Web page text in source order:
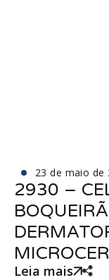
23 de maio de
2930 –
Leia mais